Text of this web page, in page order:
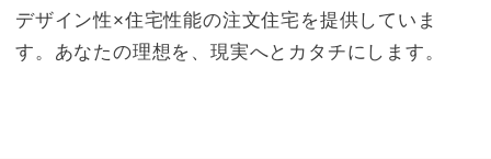
デザイン性×住宅性能の注文住宅を提供していま
す。あなたの理想を、現実へとカタチにします。